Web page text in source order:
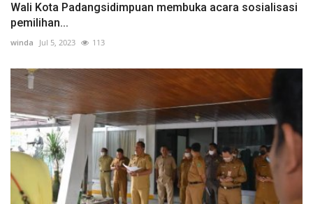
Wali Kota Padangsidimpuan membuka acara sosialisasi
pemilihan...
winda Jul 5, 2023 113